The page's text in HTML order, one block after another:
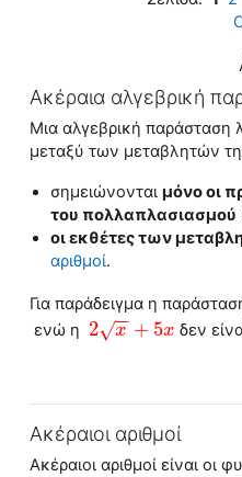
Ακέραια αλγεβρική
Μια αλγεβρική παράσταση
μεταξύ των μεταβλητών
σημειώνονται μόνο οι
του πολλαπλασιασμού
οι εκθέτες των
αριθμοί.
Για παράδειγμα η
ενώ η 2 x
−
−
√ + 5x
2x+5 x δεν
Ακέραιοι αριθμοί
Ακέραιοι αριθμοίείναι οι